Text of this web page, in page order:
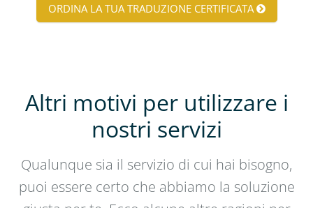
ORDINA LA TUA TRADUZIONE CERTIFICATA
Altri motivi per utilizzare i
nostri servizi
Qualunque sia il servizio di cui hai bisogno,
puoi essere certo che abbiamo la soluzione